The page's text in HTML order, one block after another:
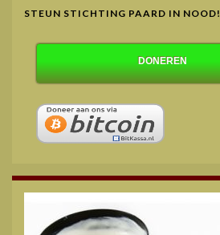
STEUN STICHTING PAARD IN NOOD!
DONEREN